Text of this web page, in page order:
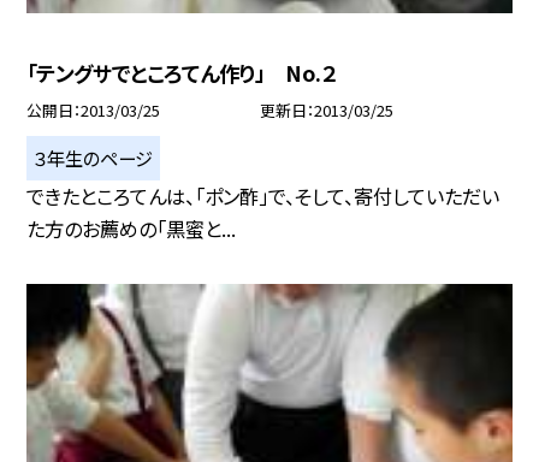
「テングサでところてん作り」 No.２
公開日 2013/03/25 更新日 2013/03/25
３年生のページ
できたところてんは、「ポン酢」で、そして、寄付していただい
た方のお薦めの「黒蜜と...